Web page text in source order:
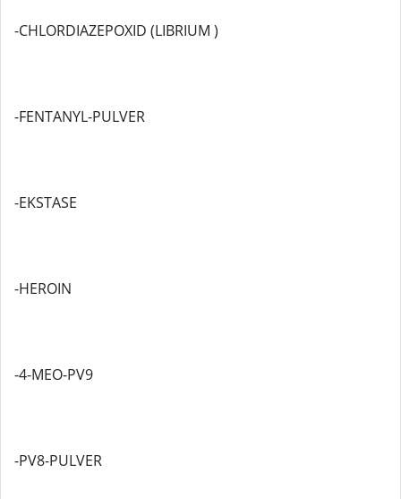
-CHLORDIAZEPOXID (LIBRIUM )
-FENTANYL-PULVER
-EKSTASE
-HEROIN
-4-MEO-PV9
-PV8-PULVER